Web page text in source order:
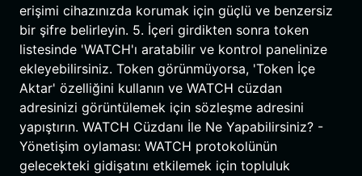
erişimi cihazınızda korumak için güçlü ve benzersiz
bir şifre belirleyin. 5. İçeri girdikten sonra token
listesinde 'WATCH'ı aratabilir ve kontrol panelinize
ekleyebilirsiniz. Token görünmüyorsa, 'Token İçe
Aktar' özelliğini kullanın ve WATCH cüzdan
adresinizi görüntülemek için sözleşme adresini
yapıştırın. WATCH Cüzdanı İle Ne Yapabilirsiniz? -
Yönetişim oylaması: WATCH protokolünün
gelecekteki gidişatını etkilemek için topluluk